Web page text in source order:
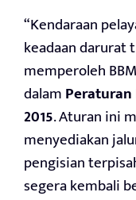
“Kendaraan
keadaan darurat
memperoleh
dalamPeraturan
2015. Aturan ini
menyediakan
pengisian
segera kembali